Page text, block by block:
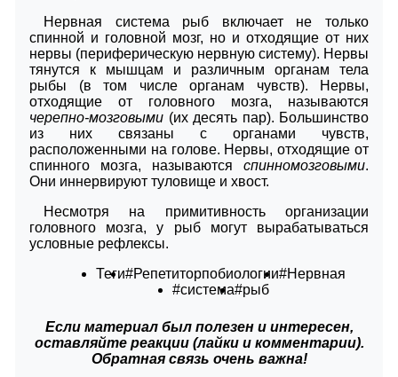
Нервная система рыб включает не только
спинной и головной мозг, но и отходящие от них
нервы (периферическую нервную систему). Нервы
тянутся к мышцам и различным органам тела
рыбы (в том числе органам чувств). Нервы,
отходящие от головного мозга, называются
черепно-мозговыми (их десять пар). Большинство
из них связаны с органами чувств,
расположенными на голове. Нервы, отходящие от
спинного мозга, называются спинномозговыми.
Они иннервируют туловище и хвост.
Несмотря на примитивность организации
головного мозга, у рыб могут вырабатываться
условные рефлексы.
Теги#Репетиторпобиологии#Нервная
#система#рыб
Если материал был полезен и интересен,
оставляйте реакции (лайки и комментарии).
Обратная связь очень важна!